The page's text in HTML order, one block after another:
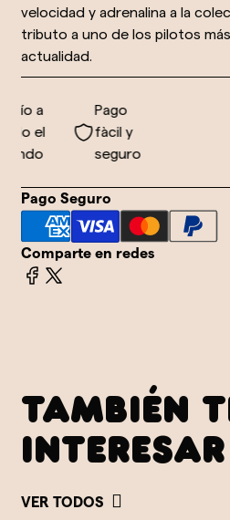
velocidad y adrenalina a la
tributo a uno de los pilotos
actualidad.
a
el
Pago
fàcil y
seguro
Pago Seguro
Comparte en redes
TAMBIÉN
INTERESAR
VER TODOS